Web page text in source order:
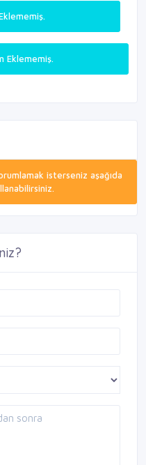
Eklememiş.
isterseniz aşağıda